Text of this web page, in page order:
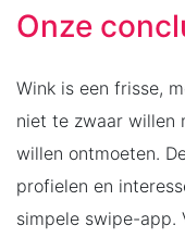
Onze
Wink is een frisse,
niet te zwaar willen
willen ontmoeten.
profielen en
simpele swipe-app.